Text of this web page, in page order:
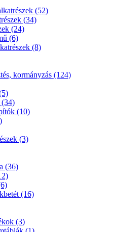
(52)
(34)
(24)
(6)
(8)
kormányzás (124)
(10)
(3)
(36)
(16)
(3)